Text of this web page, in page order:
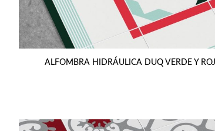
ALFOMBRA HIDRÁULICA DUQ VERDE Y